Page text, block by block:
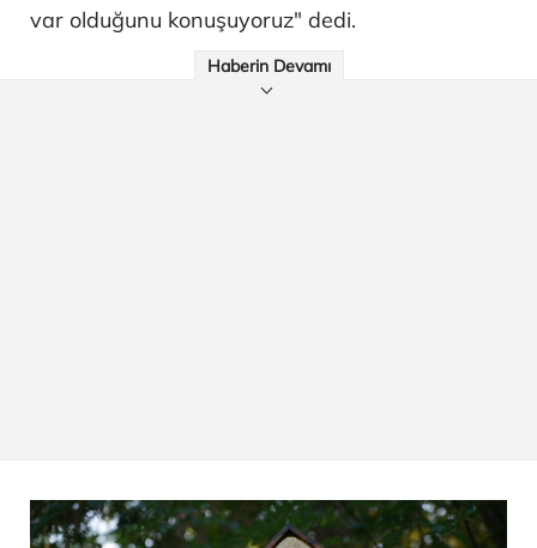
var olduğunu konuşuyoruz" dedi.
Haberin Devamı